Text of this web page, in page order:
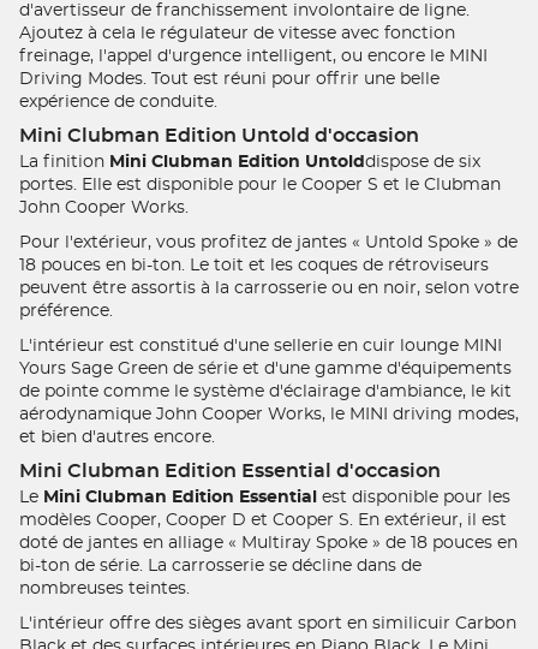
d'avertisseur de franchissement involontaire de ligne.
Ajoutez à cela le régulateur de vitesse avec fonction
freinage, l'appel d'urgence intelligent, ou encore le MINI
Driving Modes. Tout est réuni pour offrir une belle
expérience de conduite.
Mini Clubman Edition Untold d'occasion
La finition Mini Clubman Edition Untold dispose de six
portes. Elle est disponible pour le Cooper S et le Clubman
John Cooper Works.
Pour l'extérieur, vous profitez de jantes « Untold Spoke » de
18 pouces en bi-ton. Le toit et les coques de rétroviseurs
peuvent être assortis à la carrosserie ou en noir, selon votre
préférence.
L'intérieur est constitué d'une sellerie en cuir lounge MINI
Yours Sage Green de série et d'une gamme d'équipements
de pointe comme le système d'éclairage d'ambiance, le kit
aérodynamique John Cooper Works, le MINI driving modes,
et bien d'autres encore.
Mini Clubman Edition Essential d'occasion
Le Mini Clubman Edition Essential est disponible pour les
modèles Cooper, Cooper D et Cooper S. En extérieur, il est
doté de jantes en alliage « Multiray Spoke » de 18 pouces en
bi-ton de série. La carrosserie se décline dans de
nombreuses teintes.
L'intérieur offre des sièges avant sport en similicuir Carbon